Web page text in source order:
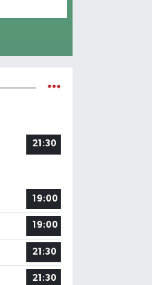
21:30
19:00
19:00
21:30
21:30